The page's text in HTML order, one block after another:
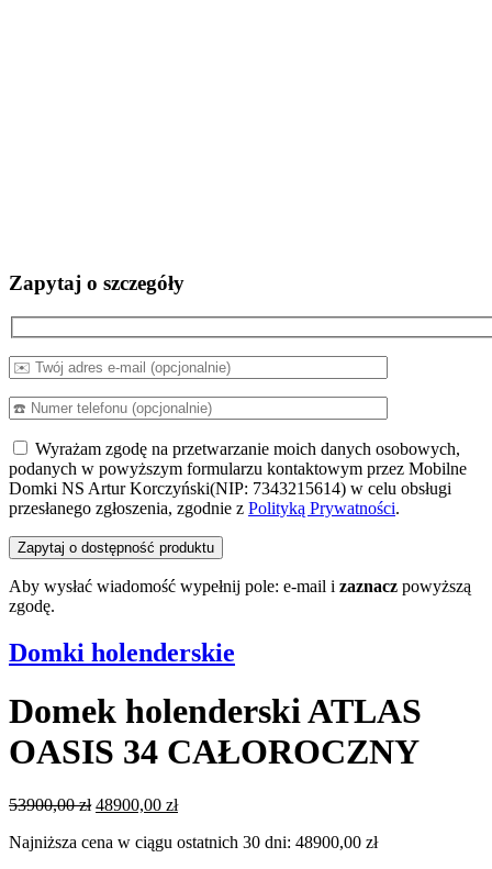
Zapytaj o szczegóły
Wyrażam zgodę na przetwarzanie moich danych osobowych,
podanych w powyższym formularzu kontaktowym przez Mobilne
Domki NS Artur Korczyński(NIP: 7343215614) w celu obsługi
przesłanego zgłoszenia, zgodnie z Polityką Prywatności.
Aby wysłać wiadomość wypełnij pole: e-mail i zaznacz powyższą
zgodę.
Domki holenderskie
Domek holenderski ATLAS
OASIS 34 CAŁOROCZNY
53900,00zł Pierwotna
wynosiła:
48900,00 złAktualna
wynosi:
Najniższa cena w ciągu ostatnich 30 dni: 48900,00 zł